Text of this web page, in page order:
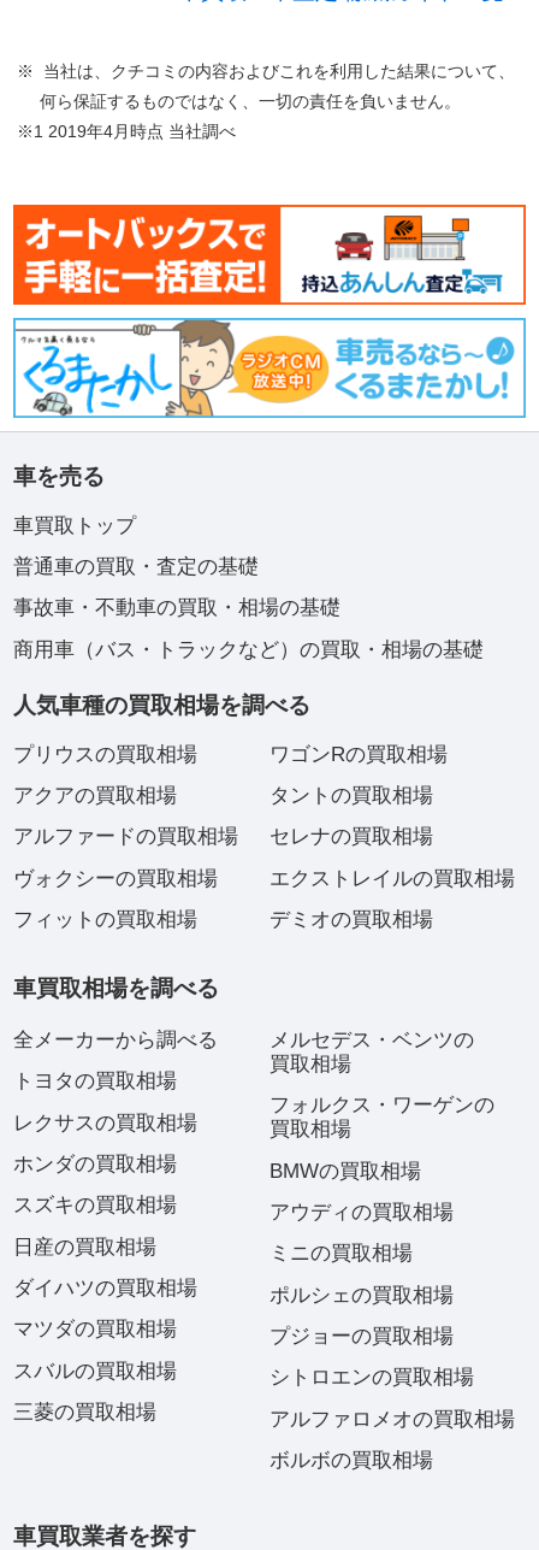
※ 当社は、クチコミの内容およびこれを利用した結果について、
何ら保証するものではなく、一切の責任を負いません。
※1 2019年4月時点 当社調べ
車を売る
車買取トップ
普通車の買取・査定の基礎
事故車・不動車の買取・相場の基礎
商用車（バス・トラックなど）の買取・相場の基礎
人気車種の買取相場を調べる
プリウスの買取相場
アクアの買取相場
アルファードの買取相場
ヴォクシーの買取相場
フィットの買取相場
ワゴンRの買取相場
タントの買取相場
セレナの買取相場
エクストレイルの買取相場
デミオの買取相場
車買取相場を調べる
全メーカーから調べる
トヨタの買取相場
レクサスの買取相場
ホンダの買取相場
スズキの買取相場
日産の買取相場
ダイハツの買取相場
マツダの買取相場
スバルの買取相場
三菱の買取相場
メルセデス・ベンツの
買取相場
フォルクス・ワーゲンの
買取相場
BMWの買取相場
アウディの買取相場
ミニの買取相場
ポルシェの買取相場
プジョーの買取相場
シトロエンの買取相場
アルファロメオの買取相場
ボルボの買取相場
車買取業者を探す